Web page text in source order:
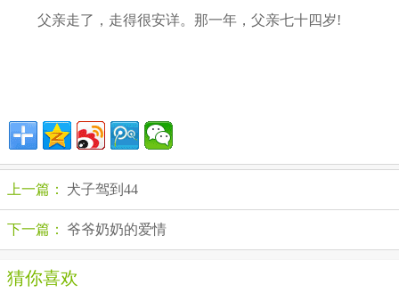
父亲走了，走得很安详。那一年，父亲七十四岁!
上一篇： 犬子驾到44
下一篇： 爷爷奶奶的爱情
猜你喜欢